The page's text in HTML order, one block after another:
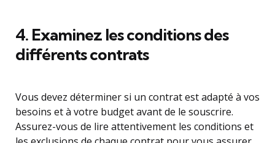
4. Examinez les conditions des
différents contrats
Vous devez déterminer si un contrat est adapté à vos
besoins et à votre budget avant de le souscrire.
Assurez-vous de lire attentivement les conditions et